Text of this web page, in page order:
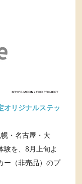
オリジナルステッ
・名古屋・大
験を、8月上旬よ
ー（非売品）のプ